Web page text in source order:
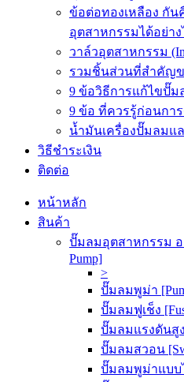
ข้อต่อทองเหลือง กัน
อุตสาหกรรมได้อย่าง
วาล์วอุตสาหกรรม
รวมชิ้นส่วนที่สำคัญ
9 ข้อวิธีการแก้ไขปั๊ม
9 ข้อ ที่ควรรู้ก่อนกา
น้ำมันเครื่องปั๊มลมแ
วิธีชำระเงิน
ติดต่อ
หน้าหลัก
สินค้า
ปั๊มลมอุตสาหกรรม อ
Pump]
>
ปั๊มลมพูม่า
ปั๊มลมฟูเช็ง
ปั๊มลมแรงดันสูง
ปั๊มลมสวอน
ปั๊มลมพูม่าแบบ